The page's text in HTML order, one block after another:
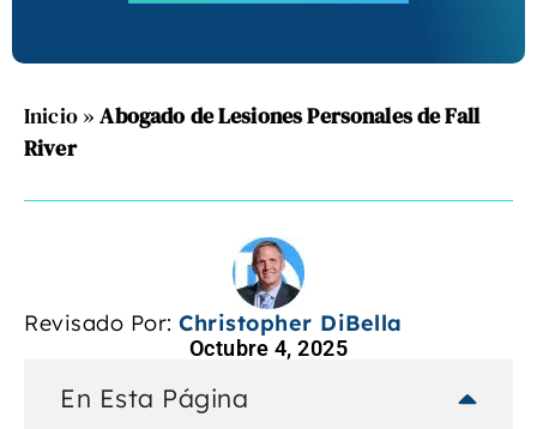
Inicio»Abogado de Lesiones Personales de Fall
River
Revisado Por: Christopher DiBella
Octubre 4, 2025
En Esta Página